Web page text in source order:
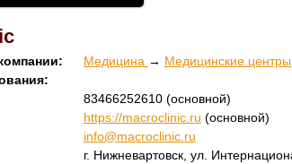
Медицина → Медицинские центры
83466252610(основной)
https://macroclinic.ru (основной)
info@macroclinic.ru
г. Нижневартовск, ул.